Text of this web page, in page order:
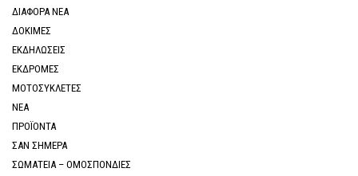
ΔΙΑΦΟΡΑ ΝΕΑ
ΔΟΚΙΜΕΣ
ΕΚΔΗΛΩΣΕΙΣ
ΕΚΔΡΟΜΕΣ
ΜΟΤΟΣΥΚΛΕΤΕΣ
ΝΕΑ
ΠΡΟΪΟΝΤΑ
ΣΑΝ ΣΗΜΕΡΑ
ΣΩΜΑΤΕΙΑ – ΟΜΟΣΠΟΝΔΙΕΣ